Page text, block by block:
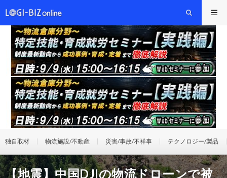
独自取材 物流施設/不動産 災害/事故/不祥事 テクノロジー/製品
【地震】中国DJIの物流ドローンで被